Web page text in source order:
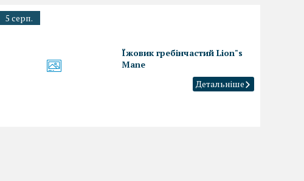
5 серп.
Їжовик гребінчастий Lion"s
Mane